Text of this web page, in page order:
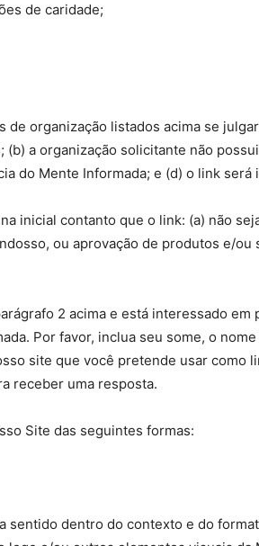
de caridade;
organização listados acima se
a organização solicitante não
do Mente Informada; e (d) o link
inicial contanto que o link: (a) não
ou aprovação de produtos e/
2 acima e está interessado
Por favor, inclua seu some, o
site que você pretende usar
receber uma resposta.
Site das seguintes formas:
sentido dentro do contexto e do